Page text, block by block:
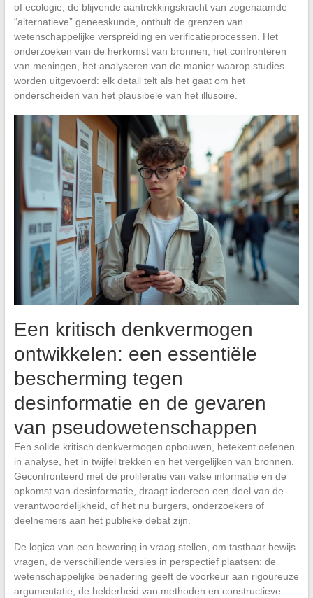
of ecologie, de blijvende aantrekkingskracht van zogenaamde
“alternatieve” geneeskunde, onthult de grenzen van
wetenschappelijke verspreiding en verificatieprocessen. Het
onderzoeken van de herkomst van bronnen, het confronteren
van meningen, het analyseren van de manier waarop studies
worden uitgevoerd: elk detail telt als het gaat om het
onderscheiden van het plausibele van het illusoire.
Een kritisch denkvermogen
ontwikkelen: een essentiële
bescherming tegen
desinformatie en de gevaren
van pseudowetenschappen
Een solide kritisch denkvermogen opbouwen, betekent oefenen
in analyse, het in twijfel trekken en het vergelijken van bronnen.
Geconfronteerd met de proliferatie van valse informatie en de
opkomst van desinformatie, draagt iedereen een deel van de
verantwoordelijkheid, of het nu burgers, onderzoekers of
deelnemers aan het publieke debat zijn.
De logica van een bewering in vraag stellen, om tastbaar bewijs
vragen, de verschillende versies in perspectief plaatsen: de
wetenschappelijke benadering geeft de voorkeur aan rigoureuze
argumentatie, de helderheid van methoden en constructieve